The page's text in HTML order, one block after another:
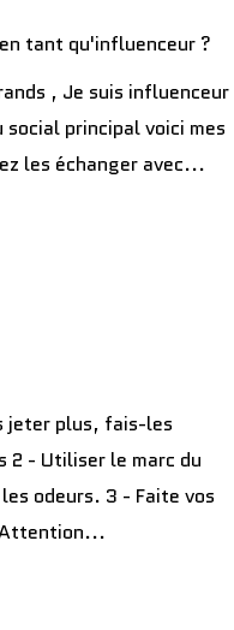
, Je suis influenceur
principal voici mes
les échanger avec...
jeter plus, fais-les
2 - Utiliser le marc du
odeurs. 3 - Faite vos